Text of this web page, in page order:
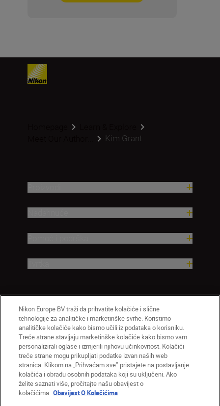
Kim Grant
HR Nikon Sites
Obratite nam se
Obavijest o zaštiti privatnosti
Uvjeti upotrebe
Obavijest o kolačićima
Postavke kolačića
Nikon Europe BV traži da prihvatite kolačiće i slične
tehnologije za analitičke i marketinške svrhe. Koristimo
analitičke kolačiće kako bismo učili iz podataka o korisniku.
Treće strane stavljaju marketinške kolačiće kako bismo vam
personalizirali oglase i izmjerili njihovu učinkovitost. Kolačići
treće strane mogu prikupljati podatke izvan naših web
stranica. Klikom na „Prihvaćam sve” pristajete na postavljanje
kolačića i obradu osobnih podataka koji su uključeni. Ako
želite saznati više, pročitajte našu obavijest o
kolačićima. Obavijest O Kolačićima